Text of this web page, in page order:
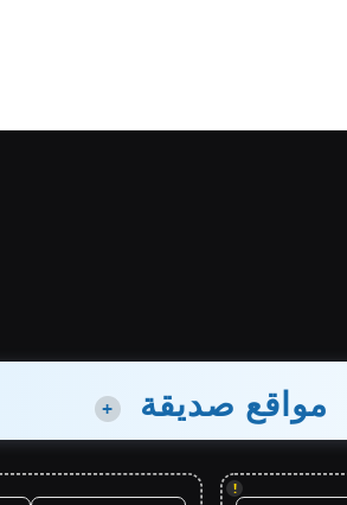
مواقع صديقة +
!